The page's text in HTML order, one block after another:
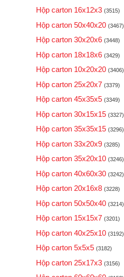
Hộp carton 16x12x3 (3515)
Hộp carton 50x40x20 (3467)
Hộp carton 30x20x6 (3448)
Hộp carton 18x18x6 (3429)
Hộp carton 10x20x20 (3406)
Hộp carton 25x20x7 (3379)
Hộp carton 45x35x5 (3349)
Hộp carton 30x15x15 (3327)
Hộp carton 35x35x15 (3296)
Hộp carton 33x20x9 (3285)
Hộp carton 35x20x10 (3246)
Hộp carton 40x60x30 (3242)
Hộp carton 20x16x8 (3228)
Hộp carton 50x50x40 (3214)
Hộp carton 15x15x7 (3201)
Hộp carton 40x25x10 (3192)
Hộp carton 5x5x5 (3182)
Hộp carton 25x17x3 (3156)